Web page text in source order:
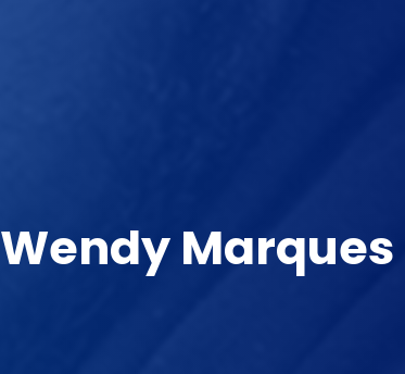
Wendy Marques